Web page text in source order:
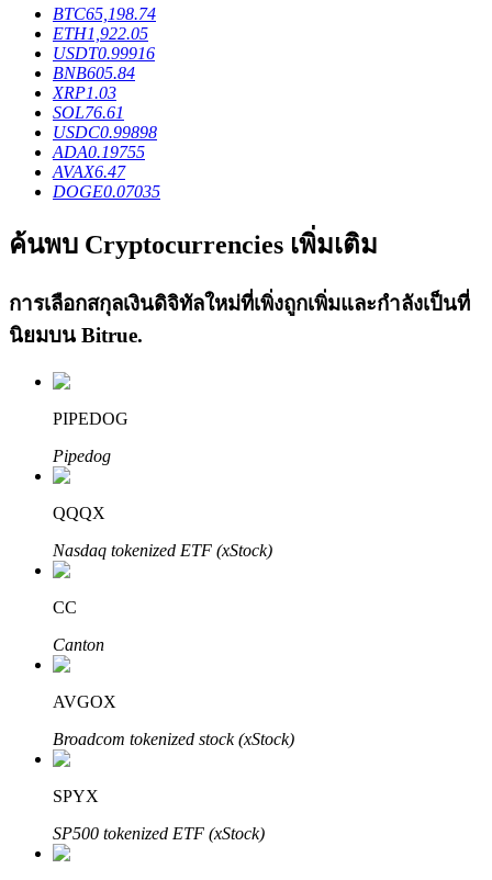
ลงทุนอัตโนมัติ
คว้าผลกำไรระยะยาวและผลประโยชน์ที่ยืดหยุ่น
เรียนรู้ Staking
เรียนรู้เกี่ยวกับการสร้างรายได้แบบพาสซีฟ
Bitrue AI
พันธมิตร Bitrue
BTC65,198.74
ETH1,922.05
USDT0.99916
BNB605.84
XRP1.03
SOL76.61
USDC0.99898
ADA0.19755
AVAX6.47
DOGE0.07035
ค้นพบ Cryptocurrencies เพิ่มเติม
การเลือกสกุลเงินดิจิทัลใหม่ที่เพิ่งถูกเพิ่มและกำลังเป็นที่
นิยมบน Bitrue.
PIPEDOG
Pipedog
QQQX
Nasdaq tokenized ETF (xStock)
CC
Canton
AVGOX
Broadcom tokenized stock (xStock)
SPYX
SP500 tokenized ETF (xStock)